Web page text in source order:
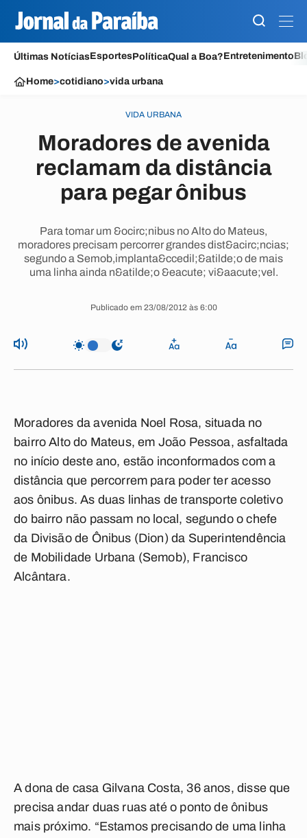
Últimas NotíciasEsportesPolíticaQual a Boa?Entretenimento
Home>cotidiano>vida urbana
VIDA URBANA
Moradores de avenida
reclamam da distância
para pegar ônibus
Para tomar um &ocirc;nibus no Alto do Mateus,
moradores precisam percorrer grandes dist&acirc;ncias;
segundo a Semob,implanta&ccedil;&atilde;o de mais
uma linha ainda n&atilde;o &eacute; vi&aacute;vel.
Publicado em 23/08/2012 às 6:00
Moradores da avenida Noel Rosa, situada no
bairro Alto do Mateus, em João Pessoa, asfaltada
no início deste ano, estão inconformados com a
distância que percorrem para poder ter acesso
aos ônibus. As duas linhas de transporte coletivo
do bairro não passam no local, segundo o chefe
da Divisão de Ônibus (Dion) da Superintendência
de Mobilidade Urbana (Semob), Francisco
Alcântara.
A dona de casa Gilvana Costa, 36 anos, disse que
precisa andar duas ruas até o ponto de ônibus
mais próximo. “Estamos precisando de uma linha